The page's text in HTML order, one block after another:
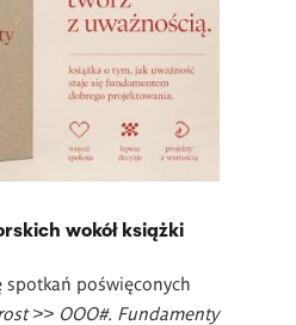
wokół książki
spotkań poświęconych
>> OOO#. Fundamenty